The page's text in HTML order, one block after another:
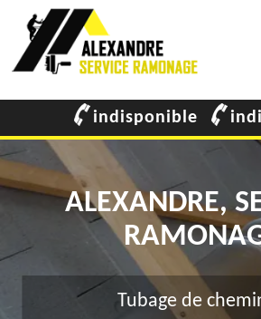
indisponible
ALEXANDRE,
Tubage de